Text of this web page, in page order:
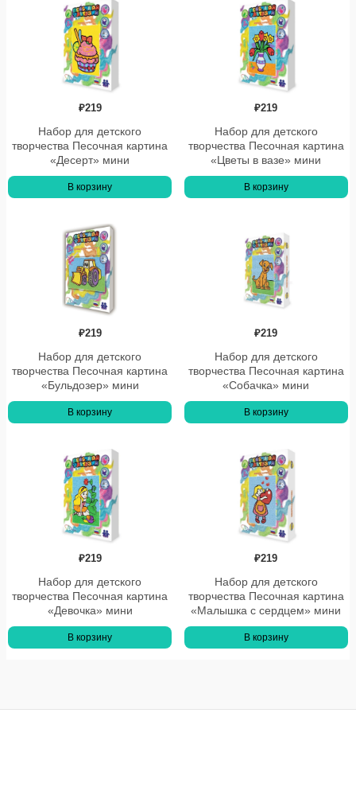
₽219
Набор для детского
творчества Песочная картина
«Десерт» мини
В корзину
₽219
Набор для детского
творчества Песочная картина
«Цветы в вазе» мини
В корзину
₽219
Набор для детского
творчества Песочная картина
«Бульдозер» мини
В корзину
₽219
Набор для детского
творчества Песочная картина
«Собачка» мини
В корзину
₽219
Набор для детского
творчества Песочная картина
«Девочка» мини
В корзину
₽219
Набор для детского
творчества Песочная картина
«Малышка с сердцем» мини
В корзину